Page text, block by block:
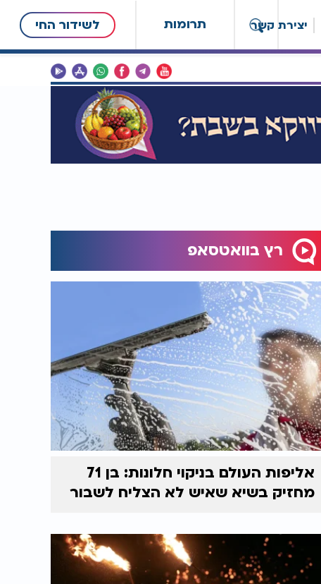
תרומות לשידור החי יצירת קשר
רץ בוואטסאפ
אליפות העולם בניקוי חלונות: בן 71
מחזיק בשיא שאיש לא הצליח לשבור